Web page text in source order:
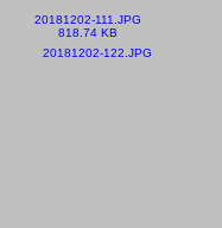
20181202-111.JPG
818.74 KB